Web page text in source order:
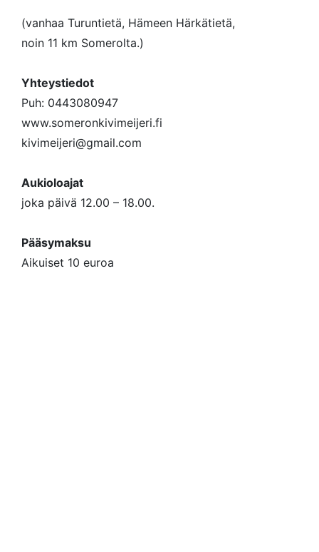
(vanhaa Turuntietä, Hämeen Härkätietä,
noin 11 km Somerolta.)
Yhteystiedot
Puh: 0443080947
www.someronkivimeijeri.fi
kivimeijeri@gmail.com
Aukioloajat
joka päivä 12.00 – 18.00.
Pääsymaksu
Aikuiset 10 euroa